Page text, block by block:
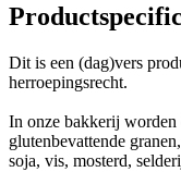
Dit is een (dag)vers
herroepingsrecht.
In onze bakkerij worden
glutenbevattende
soja, vis, mosterd,